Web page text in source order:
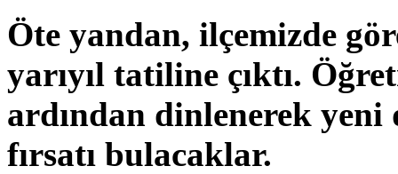
Öte yandan, ilçemizde
yarıyıl tatiline çıktı.
ardından dinlenerek
fırsatı bulacaklar.